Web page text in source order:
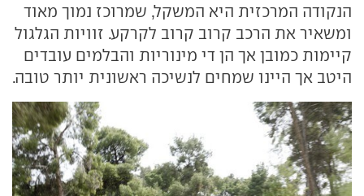
הנקודה המרכזית היא המשקל, שמרוכז נמוך מאוד
ומשאיר את הרכב קרוב קרוב לקרקע. זוויות הגלגול
קיימות כמובן אך הן די מינוריות והבלמים עובדים
היטב אך היינו שמחים לנשיכה ראשונית יותר טובה.